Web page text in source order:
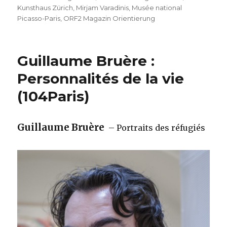
Kunsthaus Zürich Mirjam Varadinis Musée national
Picasso-Paris ORF2 Magazin Orientierung
Guillaume Bruère :
Personnalités de la vie
(104Paris)
Guillaume Bruère – Portraits des réfugiés